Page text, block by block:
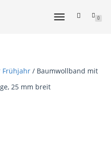
NAVIGATION
0
Frühjahr / Baumwollband mit
25 mm breit